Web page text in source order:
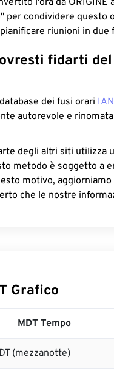
l'ora da ORIGINE
per condividere questo
riunioni in due
fidarti
dei fusi orari
autorevole e
degli altri siti utilizza
metodo è soggetto a
motivo,
che le nostre
Grafico
MDT Tempo
(mezzanotte)